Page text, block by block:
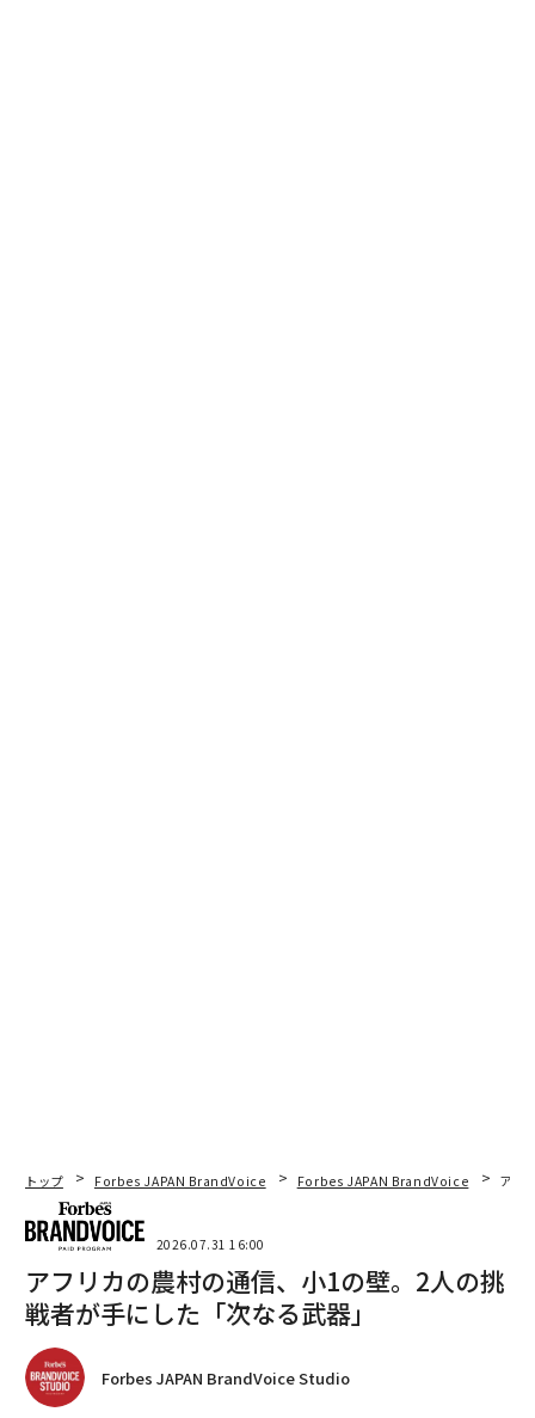
トップ Forbes JAPAN BrandVoice Forbes JAPAN BrandVoice アフ
2026.07.31 16:00
アフリカの農村の通信、小1の壁。2人の挑
戦者が手にした「次なる武器」
Forbes JAPAN BrandVoice Studio